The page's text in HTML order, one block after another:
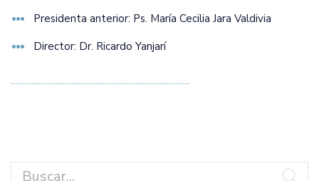
Presidenta anterior: Ps. María Cecilia Jara Valdivia
Director: Dr. Ricardo Yanjarí